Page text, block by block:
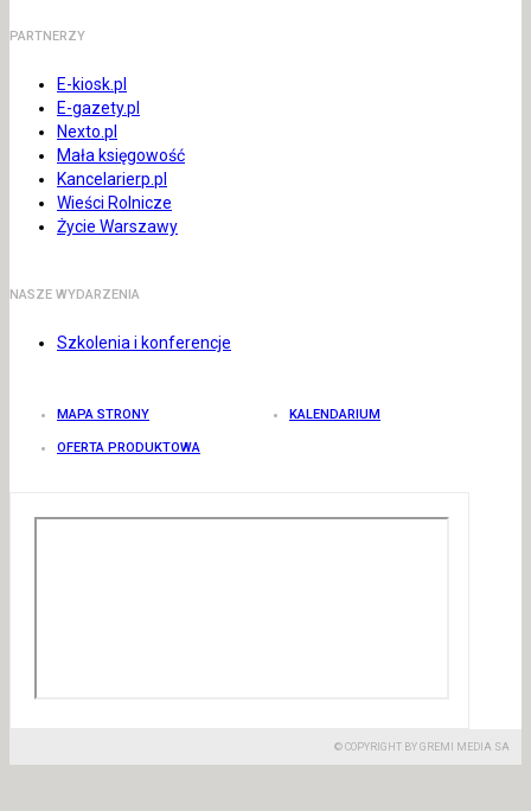
PARTNERZY
E-kiosk.pl
E-gazety.pl
Nexto.pl
Mała księgowość
Kancelarierp.pl
Wieści Rolnicze
Życie Warszawy
NASZE WYDARZENIA
Szkolenia i konferencje
MAPA STRONY KALENDARIUM
OFERTA PRODUKTOWA
© COPYRIGHT BY GREMI MEDIA SA